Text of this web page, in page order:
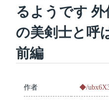
るようです
の美剣士と呼
前編
作者 ◆/